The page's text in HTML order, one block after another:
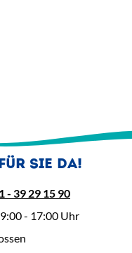
SIE DA!
- 39 29 15 90
- 17:00 Uhr